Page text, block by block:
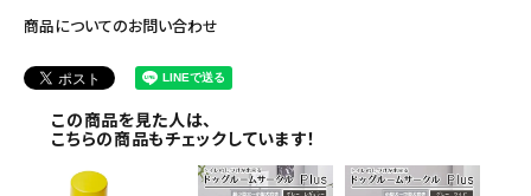
商品についてのお問い合わせ
この商品を見た人は、
こちらの商品もチェックしています！